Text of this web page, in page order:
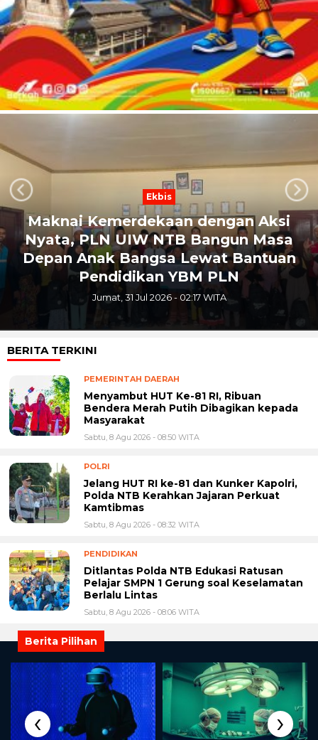
Ekbis
Maknai Kemerdekaan dengan Aksi
Nyata, PLN UIW NTB Bangun Masa
Depan Anak Bangsa Lewat Bantuan
Pendidikan YBM PLN
Jumat, 31 Jul 2026 - 02:17 WITA
Previous Next
BERITA TERKINI
PEMERINTAH DAERAH
Menyambut HUT Ke-81 RI, Ribuan
Bendera Merah Putih Dibagikan kepada
Masyarakat
Sabtu, 8 Agu 2026 - 08:50 WITA
POLRI
Jelang HUT RI ke-81 dan Kunker Kapolri,
Polda NTB Kerahkan Jajaran Perkuat
Kamtibmas
Sabtu, 8 Agu 2026 - 08:32 WITA
PENDIDIKAN
Ditlantas Polda NTB Edukasi Ratusan
Pelajar SMPN 1 Gerung soal Keselamatan
Berlalu Lintas
Sabtu, 8 Agu 2026 - 08:06 WITA
Berita Pilihan
‹ ›